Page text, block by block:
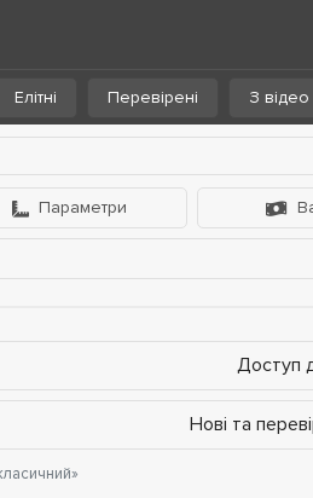
Елітні Перевірені З відео
Параметри
Доступ
Нові та